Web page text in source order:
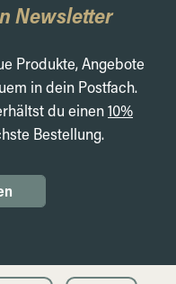
Newsletter
Produkte, Angebote
in dein Postfach.
du einen10%
Bestellung.